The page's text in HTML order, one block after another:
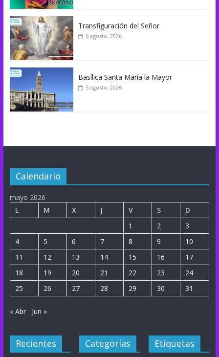
Transfiguración del Señor
6 agosto, 2026
Basílica Santa María la Mayor
5 agosto, 2026
Calendario
mayo 2026
L
M X J V S
D
1
2
3
4
5 6 7 8 9
10
11
12 13 14 15 16
17
18
19 20 21 22 23
24
25
26 27 28 29 30 31
« Abr Jun »
Recientes Categorías Etiquetas